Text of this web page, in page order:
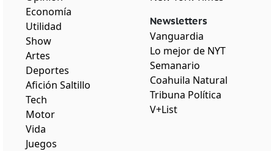
Economía
Utilidad
Show
Artes
Deportes
Afición Saltillo
Tech
Motor
Vida
Juegos
Newsletters
Vanguardia
Lo mejor de NYT
Semanario
Coahuila Natural
Tribuna Política
V+List